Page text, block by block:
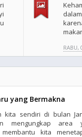
RABU,
yang Bermakna
kita sendiri di bulan
mengungkap area
kita